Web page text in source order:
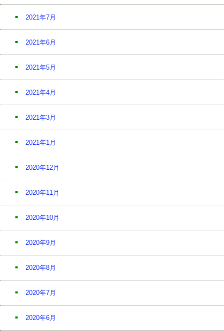
2021年7月
2021年6月
2021年5月
2021年4月
2021年3月
2021年1月
2020年12月
2020年11月
2020年10月
2020年9月
2020年8月
2020年7月
2020年6月